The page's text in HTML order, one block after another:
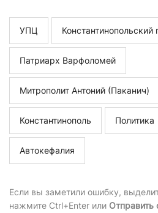
УПЦ Константинопольский
Патриарх Варфоломей
Митрополит Антоний (Паканич)
Константинополь Политика
Автокефалия
Если вы заметили ошибку,
нажмите Ctrl+Enter или Отправить